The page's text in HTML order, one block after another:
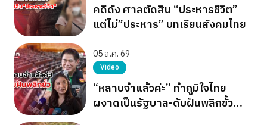
คดีดัง ศาลตัดสิน “ประหารชีวิต”
แต่ไม่”ประหาร” บทเรียนสังคมไทย
05 ส.ค. 69
Video
“หลาบจำแล้วค่ะ” ทำภูมิใจไทย
ผงาดเป็นรัฐบาล-ดับฝันพลิกขั้ว